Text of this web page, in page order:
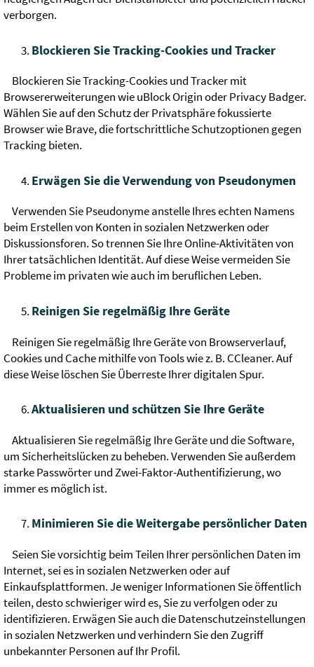
verborgen.
Blockieren Sie Tracking-Cookies und Tracker
Blockieren Sie Tracking-Cookies und Tracker mit
Browsererweiterungen wie uBlock Origin oder Privacy Badger.
Wählen Sie auf den Schutz der Privatsphäre fokussierte
Browser wie Brave, die fortschrittliche Schutzoptionen gegen
Tracking bieten.
Erwägen Sie die Verwendung von Pseudonymen
Verwenden Sie Pseudonyme anstelle Ihres echten Namens
beim Erstellen von Konten in sozialen Netzwerken oder
Diskussionsforen. So trennen Sie Ihre Online-Aktivitäten von
Ihrer tatsächlichen Identität. Auf diese Weise vermeiden Sie
Probleme im privaten wie auch im beruflichen Leben.
Reinigen Sie regelmäßig Ihre Geräte
Reinigen Sie regelmäßig Ihre Geräte von Browserverlauf,
Cookies und Cache mithilfe von Tools wie z. B. CCleaner. Auf
diese Weise löschen Sie Überreste Ihrer digitalen Spur.
Aktualisieren und schützen Sie Ihre Geräte
Aktualisieren Sie regelmäßig Ihre Geräte und die Software,
um Sicherheitslücken zu beheben. Verwenden Sie außerdem
starke Passwörter und Zwei-Faktor-Authentifizierung, wo
immer es möglich ist.
Minimieren Sie die Weitergabe persönlicher Daten
Seien Sie vorsichtig beim Teilen Ihrer persönlichen Daten im
Internet, sei es in sozialen Netzwerken oder auf
Einkaufsplattformen. Je weniger Informationen Sie öffentlich
teilen, desto schwieriger wird es, Sie zu verfolgen oder zu
identifizieren. Erwägen Sie auch die Datenschutzeinstellungen
in sozialen Netzwerken und verhindern Sie den Zugriff
unbekannter Personen auf Ihr Profil.